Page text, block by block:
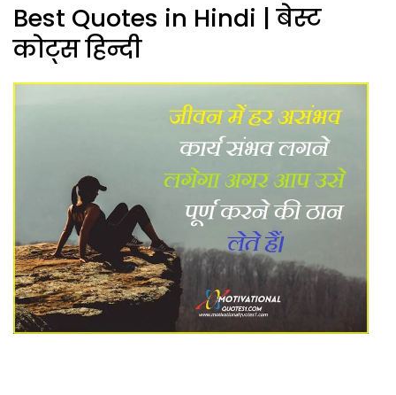
Best Quotes in Hindi | बेस्ट
कोट्स हिन्दी